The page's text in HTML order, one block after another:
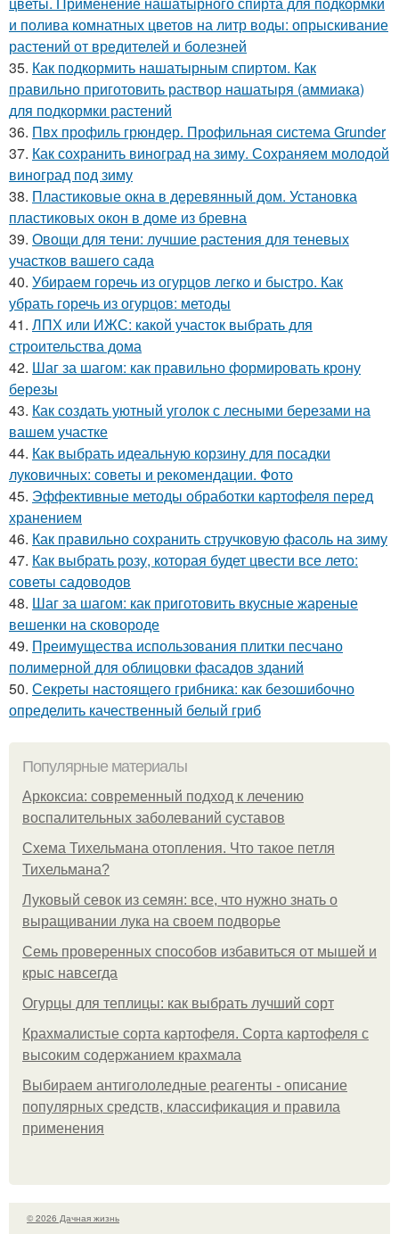
и полива комнатных цветов на литр воды: опрыскивание
растений от вредителей и болезней
35. Как подкормить нашатырным спиртом. Как
правильно приготовить раствор нашатыря (аммиака)
для подкормки растений
36. Пвх профиль грюндер. Профильная система Grunder
37. Как сохранить виноград на зиму. Сохраняем молодой
виноград под зиму
38. Пластиковые окна в деревянный дом. Установка
пластиковых окон в доме из бревна
39. Овощи для тени: лучшие растения для теневых
участков вашего сада
40. Убираем горечь из огурцов легко и быстро. Как
убрать горечь из огурцов: методы
41. ЛПХ или ИЖС: какой участок выбрать для
строительства дома
42. Шаг за шагом: как правильно формировать крону
березы
43. Как создать уютный уголок с лесными березами на
вашем участке
44. Как выбрать идеальную корзину для посадки
луковичных: советы и рекомендации. Фото
45. Эффективные методы обработки картофеля перед
хранением
46. Как правильно сохранить стручковую фасоль на зиму
47. Как выбрать розу, которая будет цвести все лето:
советы садоводов
48. Шаг за шагом: как приготовить вкусные жареные
вешенки на сковороде
49. Преимущества использования плитки песчано
полимерной для облицовки фасадов зданий
50. Секреты настоящего грибника: как безошибочно
определить качественный белый гриб
Популярные материалы
Аркоксиа: современный подход к лечению
воспалительных заболеваний суставов
Схема Тихельмана отопления. Что такое петля
Тихельмана?
Луковый севок из семян: все, что нужно знать о
выращивании лука на своем подворье
Семь проверенных способов избавиться от мышей и
крыс навсегда
Огурцы для теплицы: как выбрать лучший сорт
Крахмалистые сорта картофеля. Сорта картофеля с
высоким содержанием крахмала
Выбираем антигололедные реагенты - описание
популярных средств, классификация и правила
применения
© 2026 Дачная жизнь